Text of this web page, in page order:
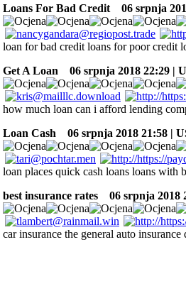
Loans For Bad Credit
06 srpnja
loan for bad credit loans for poor credit
Get A Loan
06 srpnja 2018 22:29 |
how much loan can i afford lending
Loan Cash
06 srpnja 2018 21:58 |
loan places quick cash loans loans with
best insurance rates
06 srpnja 2018
car insurance the general auto